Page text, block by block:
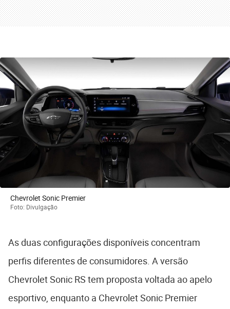
Chevrolet Sonic Premier
Foto: Divulgação
As duas configurações disponíveis concentram
perfis diferentes de consumidores. A versão
Chevrolet Sonic RS tem proposta voltada ao apelo
esportivo, enquanto a Chevrolet Sonic Premier